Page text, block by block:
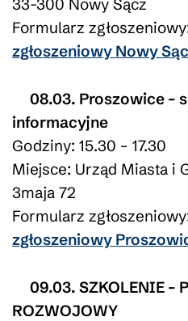
33-300 Nowy Sącz
Formularz
zgłoszeniowy Nowy
08.03. Proszowice –
informacyjne
Godziny: 15.30 – 17.30
Miejsce: Urząd Miasta i
3maja 72
Formularz
zgłoszeniowy
09.03. SZKOLENIE –
ROZWOJOWY